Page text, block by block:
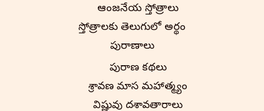
ఆంజనేయ స్తోత్రాలు
స్తోత్రాలకు తెలుగులో అర్థం
పురాణాలు
పురాణ కథలు
శ్రావణ మాస మహాత్మ్యం
విష్ణువు దశావతారాలు